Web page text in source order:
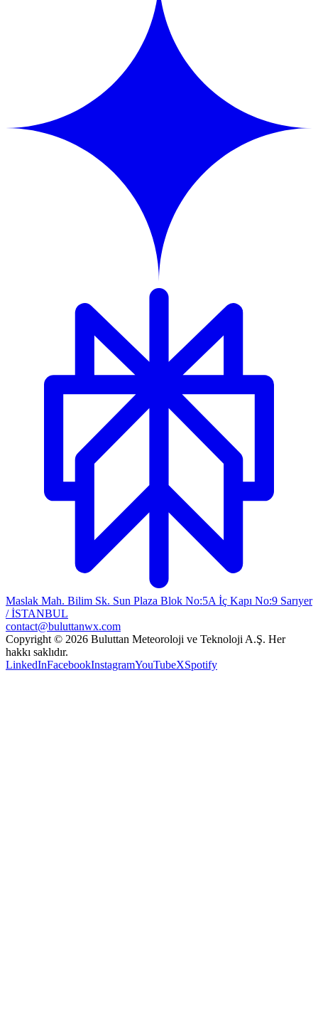
Maslak Mah. Bilim Sk. Sun Plaza Blok No:5A İç Kapı No:9 Sarıyer
/ İSTANBUL
contact@buluttanwx.com
Copyright © 2026 Buluttan Meteoroloji ve Teknoloji A.Ş. Her
hakkı saklıdır.
LinkedInFacebookInstagramYouTubeXSpotify